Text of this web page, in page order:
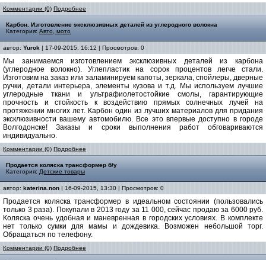
Комментарии (0) Подробнее
Карбон. Изготовление эксклюзивных деталей из углеродного волокна
Категория: Авто, мото
автор: Yurok | 17-09-2015, 16:12 | Просмотров: 0
Мы занимаемся изготовлением эксклюзивных деталей из карбона
(углеродное волокно). Углепластик на сорок процентов легче стали.
Изготовим на заказ или заламинируем капоты, зеркала, спойлеры, дверные
ручки, детали интерьера, элементы кузова и т.д. Мы используем лучшие
углеродные ткани и ультрафиолетостойкие смолы, гарантирующие
прочность и стойкость к воздействию прямых солнечных лучей на
протяжении многих лет. Карбон один из лучших материалов для придания
эксклюзивности вашему автомобилю. Все это впервые доступно в городе
Волгодонске! Заказы и сроки выполнения работ обговариваются
индивидуально.
Комментарии (0) Подробнее
Продается коляска трансформер б/у
Категория: Детские товары
автор: katerina.non | 16-09-2015, 13:30 | Просмотров: 0
Продается коляска трансформер в идеальном состоянии (пользовались
только 3 раза). Покупали в 2013 году за 11 000, сейчас продаю за 6000 руб.
Коляска очень удобная и маневренная в городских условиях. В комплекте
нет только сумки для мамы и дождевика. Возможен небольшой торг.
Обращаться по телефону.
Комментарии (0) Подробнее